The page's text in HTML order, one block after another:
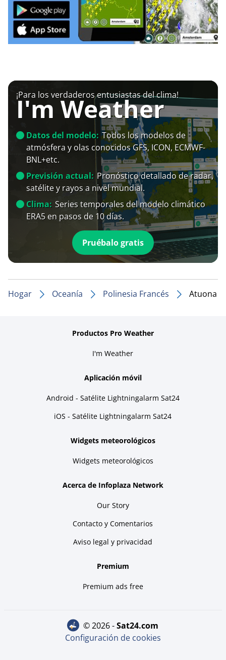
¡Para los verdaderos entusiastas del clima!
I'm Weather
Datos del modelo: Todos los modelos de
atmósfera y olas conocidos GFS, ICON, ECMWF-
BNL+etc.
Previsión actual: Pronóstico detallado de radar,
satélite y rayos a nivel mundial.
Clima: Series temporales del modelo climático
ERA5 en pasos de 10 días.
Pruébalo gratis
Hogar Oceanía Polinesia Francés Atuona
Productos Pro Weather
I'm Weather
Aplicación móvil
Android - Satélite Lightningalarm Sat24
iOS - Satélite Lightningalarm Sat24
Widgets meteorológicos
Widgets meteorológicos
Acerca de Infoplaza Network
Our Story
Contacto y Comentarios
Aviso legal y privacidad
Premium
Premium ads free
© 2026 - sat24.com
Configuración de cookies